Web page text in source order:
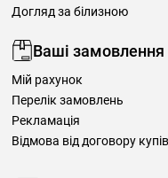
Догляд за білизною
Ваші замовлення
Мій рахунок
Перелік замовлень
Рекламація
Відмова від договору